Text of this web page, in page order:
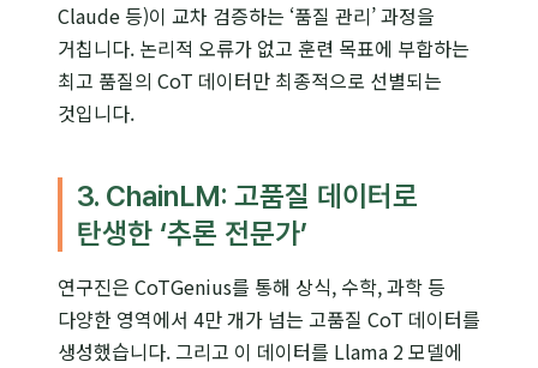
Claude 등)이 교차 검증하는 ‘품질 관리’ 과정을
거칩니다. 논리적 오류가 없고 훈련 목표에 부합하는
최고 품질의 CoT 데이터만 최종적으로 선별되는
것입니다.
3. ChainLM: 고품질 데이터로
탄생한 ‘추론 전문가’
연구진은 CoTGenius를 통해 상식, 수학, 과학 등
다양한 영역에서 4만 개가 넘는 고품질 CoT 데이터를
생성했습니다. 그리고 이 데이터를 Llama 2 모델에